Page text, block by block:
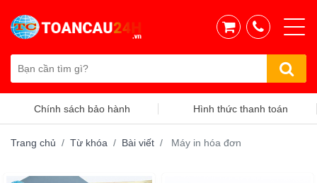
Chính sách bảo hành Hình thức thanh toán
Trang chủ Từ khóa Bài viết Máy in hóa đơn